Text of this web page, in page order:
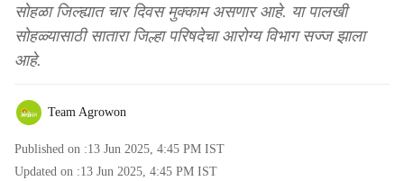
सोहळा जिल्ह्यात चार दिवस मुक्काम असणार आहे. या पालखी
सोहळ्यासाठी सातारा जिल्हा परिषदेचा आरोग्य विभाग सज्ज झाला
आहे.
Team Agrowon
Published on :13 Jun 2025, 4:45 PM IST
Updated on :13 Jun 2025, 4:45 PM IST